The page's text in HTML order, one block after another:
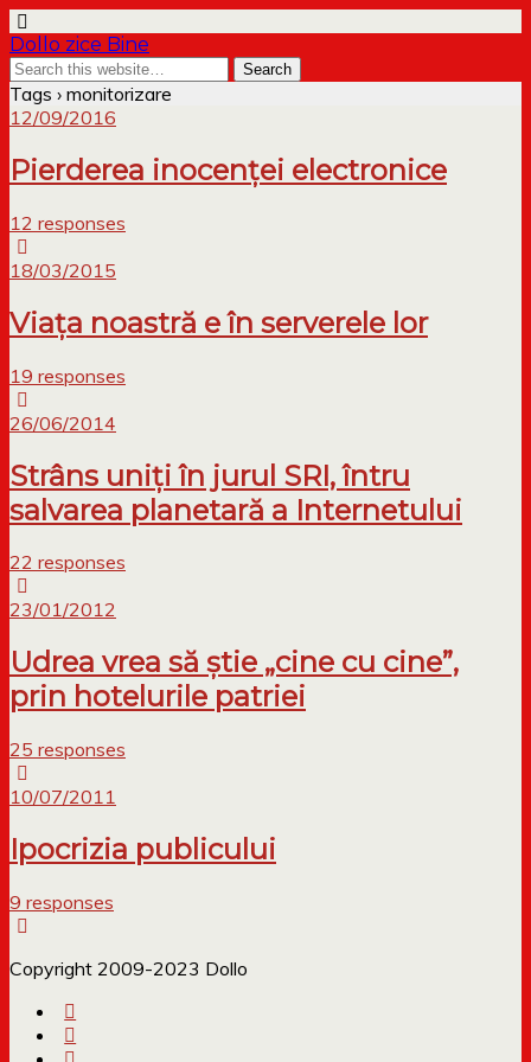
Dollo zice Bine
Tags › monitorizare
12/09/2016
Pierderea inocenței electronice
12 responses
18/03/2015
Viața noastră e în serverele lor
19 responses
26/06/2014
Strâns uniți în jurul SRI, întru
salvarea planetară a Internetului
22 responses
23/01/2012
Udrea vrea să știe „cine cu cine”,
prin hotelurile patriei
25 responses
10/07/2011
Ipocrizia publicului
9 responses
Copyright 2009-2023 Dollo